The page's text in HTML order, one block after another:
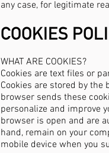
any case, for legitimate
COOKIES
WHAT ARE COOKIES?
Cookies are text files or
Cookies are stored by
browser sends these
personalize and improve
browser is open and are
hand, remain on your
mobile device when you